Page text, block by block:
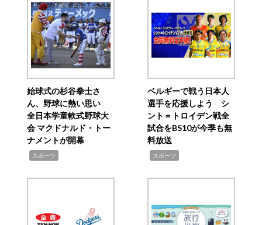
始球式の杉谷拳士さ
ん、野球に熱い思い
全日本学童軟式野球大
会 マクドナルド・トー
ナメントが開幕
スポーツ
ベルギーで戦う日本人
選手を応援しよう シ
ント＝トロイデン戦全
試合をBS10が今季も無
料放送
スポーツ